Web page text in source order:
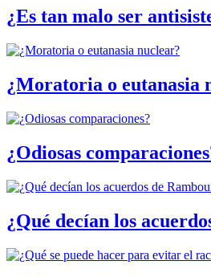
¿Es tan malo ser
¿Moratoria o eutanasia
¿Odiosas
¿Qué decían los